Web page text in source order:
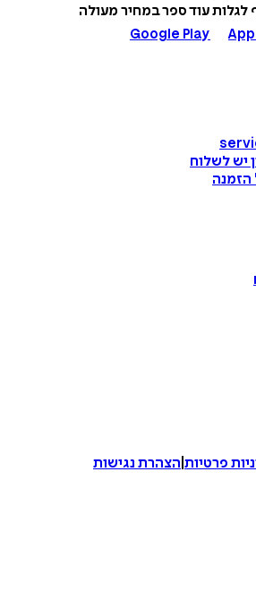
לגלות עוד ספר במחיר מעולה
Google Play
יש לשלוח
' הזמנה
פרטיות הצהרת נגישות